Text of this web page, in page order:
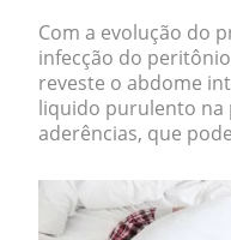
Com a evolução do
infecção do
reveste o abdome
liquido purulento na
aderências, que